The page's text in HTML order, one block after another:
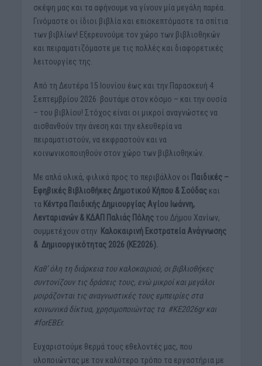
σκέψη μας και τα αφήνουμε να γίνουν μία μεγάλη παρέα.
Γινόμαστε οι ίδιοι βιβλία και επισκεπτόμαστε τα σπίτια
των βιβλίων! Εξερευνούμε τον χώρο των βιβλιοθηκών
και πειραματιζόμαστε με τις πολλές και διαφορετικές
λειτουργίες της.
Από τη Δευτέρα 15 Ιουνίου έως και την Παρασκευή 4
Σεπτεμβρίου 2026 βουτάμε στον κόσμο – και την ουσία
– του βιβλίου! Στόχος είναι οι μικροί αναγνώστες να
αισθανθούν την άνεση και την ελευθερία να
πειραματιστούν, να εκφραστούν και να
κοινωνικοποιηθούν στον χώρο των βιβλιοθηκών.
Με απλά υλικά, φιλικά προς το περιβάλλον οι Παιδικές –
Εφηβικές Βιβλιοθήκες Δημοτικού Κήπου & Σούδας και
τα Κέντρα Παιδικής Δημιουργίας Αγίου Ιωάννη,
Λενταριανών & ΚΔΑΠ Παλιάς Πόληςτου Δήμου Χανίων,
συμμετέχουν στην Καλοκαιρινή Εκστρατεία Ανάγνωσης
& Δημιουργικότητας 2026 (ΚΕ2026).
Καθ’ όλη τη διάρκεια του καλοκαιριού, οι βιβλιοθήκες
συντονίζουν τις δράσεις τους, ενώ μικροί και μεγάλοι
μοιράζονται τις αναγνωστικές τους εμπειρίες στα
κοινωνικά δίκτυα, χρησιμοποιώντας τα #ΚΕ2026gr και
#forEBEr.
Ευχαριστούμε θερμά τους εθελοντές μας, που
υλοποιώντας με τον καλύτερο τρόπο τα εργαστήρια με